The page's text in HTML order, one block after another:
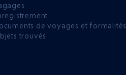
de voyages et formalités
trouvés